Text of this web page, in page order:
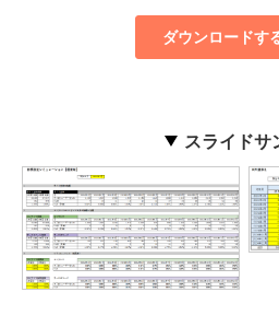
スライドサ